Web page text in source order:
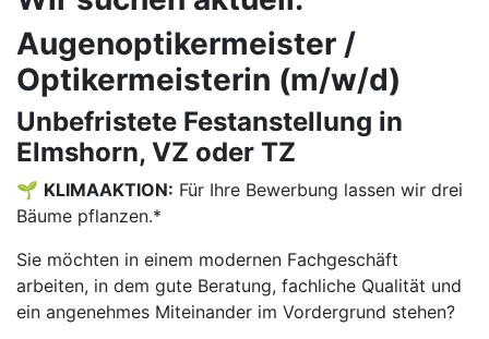
Augenoptikermeister /
Optikermeisterin (m/w/d)
Unbefristete Festanstellung in
Elmshorn, VZ oder TZ
🌱 KLIMAAKTION: Für Ihre Bewerbung lassen wir drei
Bäume pflanzen.*
Sie möchten in einem modernen Fachgeschäft
arbeiten, in dem gute Beratung, fachliche Qualität und
ein angenehmes Miteinander im Vordergrund stehen?